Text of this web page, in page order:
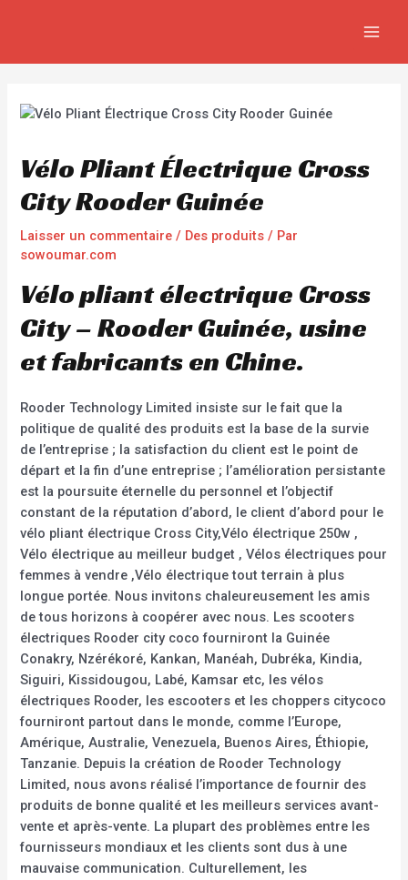
Vélo Pliant Électrique Cross
City Rooder Guinée
Laisser un commentaire / Des produits / Par
sowoumar.com
Vélo pliant électrique Cross
City – Rooder Guinée, usine
et fabricants en Chine.
Rooder Technology Limited insiste sur le fait que la
politique de qualité des produits est la base de la survie
de l’entreprise ; la satisfaction du client est le point de
départ et la fin d’une entreprise ; l’amélioration persistante
est la poursuite éternelle du personnel et l’objectif
constant de la réputation d’abord, le client d’abord pour le
vélo pliant électrique Cross City,Vélo électrique 250w ,
Vélo électrique au meilleur budget , Vélos électriques pour
femmes à vendre ,Vélo électrique tout terrain à plus
longue portée. Nous invitons chaleureusement les amis
de tous horizons à coopérer avec nous. Les scooters
électriques Rooder city coco fourniront la Guinée
Conakry, Nzérékoré, Kankan, Manéah, Dubréka, Kindia,
Siguiri, Kissidougou, Labé, Kamsar etc, les vélos
électriques Rooder, les escooters et les choppers citycoco
fourniront partout dans le monde, comme l’Europe,
Amérique, Australie, Venezuela, Buenos Aires, Éthiopie,
Tanzanie. Depuis la création de Rooder Technology
Limited, nous avons réalisé l’importance de fournir des
produits de bonne qualité et les meilleurs services avant-
vente et après-vente. La plupart des problèmes entre les
fournisseurs mondiaux et les clients sont dus à une
mauvaise communication. Culturellement, les